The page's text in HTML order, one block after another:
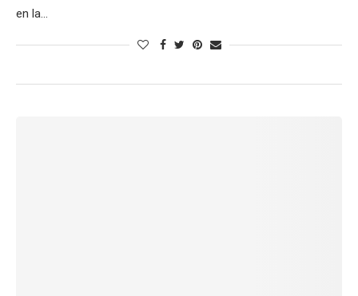
en la…